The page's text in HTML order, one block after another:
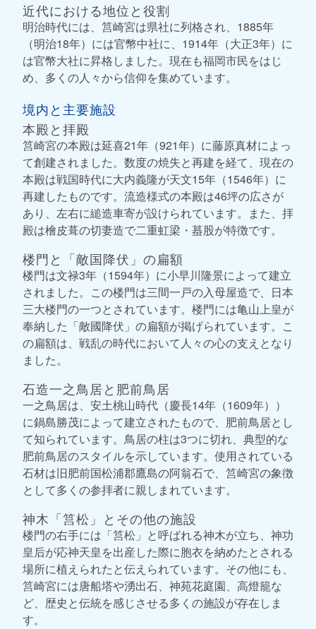
近代における地位と役割
明治時代には、筥崎宮は県社に列格され、1885年
（明治18年）には官幣中社に、1914年（大正3年）に
は官幣大社に昇格しました。現在も福岡市民をはじ
め、多くの人々から信仰を集めています。
境内と主要施設
本殿と拝殿
筥崎宮の本殿は延喜21年（921年）に藤原真材によっ
て創建されました。数度の焼失と再建を経て、現在の
本殿は戦国時代に大内義隆が天文15年（1546年）に
再建したものです。流造様式の本殿は46坪の広さが
あり、左右に縋造車寄が設けられています。また、拝
殿は檜皮葺の切妻造で二重虹梁・蟇股が特徴です。
楼門と「敵国降伏」の扁額
楼門は文禄3年（1594年）に小早川隆景によって建立
されました。この楼門は三間一戸の入母屋造で、日本
三大楼門の一つとされています。楼門には亀山上皇が
奉納した「敵國降伏」の扁額が掲げられています。こ
の扁額は、戦乱の時代において人々の心の支えとなり
ました。
石造一之鳥居と肥前鳥居
一之鳥居は、安土桃山時代（慶長14年（1609年））
に鍋島勝茂によって建立されたもので、肥前鳥居とし
て知られています。鳥居の柱は3つに切れ、典型的な
肥前鳥居のスタイルを示しています。使用されている
石材は旧肥前国松浦郡鷹島の阿翁石で、筥崎宮の象徴
として多くの参拝者に親しまれています。
神木「筥松」とその他の施設
楼門の右手には「筥松」と呼ばれる神木が立ち、神功
皇后が応神天皇を出産した際に胞衣を納めたとされる
場所に植えられたと伝えられています。その他にも、
筥崎宮には唐船塔や湧出石、神苑花庭園、高燈籠な
ど、歴史と伝統を感じさせる多くの施設が存在しま
す。